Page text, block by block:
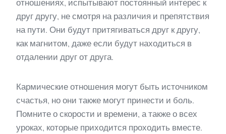
отношениях, испытывают постоянный интерес к
друг другу, не смотря на различия и препятствия
на пути. Они будут притягиваться друг к другу,
как магнитом, даже если будут находиться в
отдалении друг от друга.
Кармические отношения могут быть источником
счастья, но они также могут принести и боль.
Помните о скорости и времени, а также о всех
уроках, которые приходится проходить вместе.